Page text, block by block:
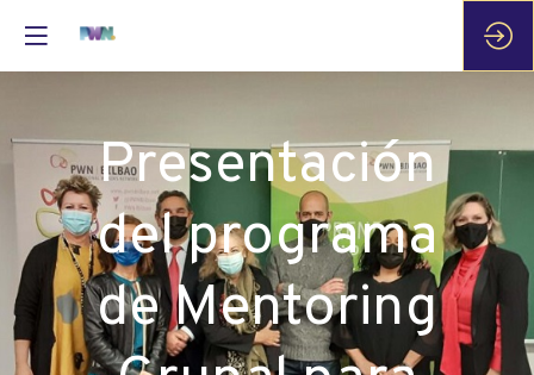
Presentación
del programa
de Mentoring